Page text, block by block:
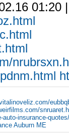
01:20 |
auto-insurance-quotes/
Auburn ME